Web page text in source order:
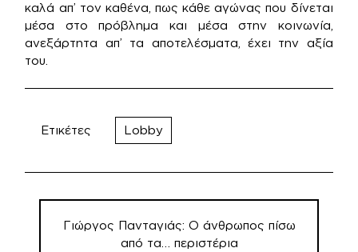
καλά απ’ τον καθένα, πως κάθε αγώνας που δίνεται
μέσα στο πρόβλημα και μέσα στην κοινωνία,
ανεξάρτητα απ’ τα αποτελέσματα, έχει την αξία
του.
Ετικέτες Lobby
Πλοήγηση
άρθρωνΓιώργος Πανταγιάς: Ο άνθρωπος πίσω
από τα… περιστέρια